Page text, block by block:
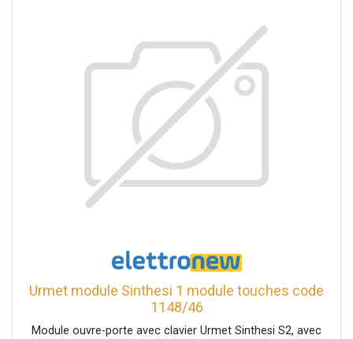
Urmet module Sinthesi 1 module touches code
1148/46
Module ouvre-porte avec clavier Urmet Sinthesi S2, avec